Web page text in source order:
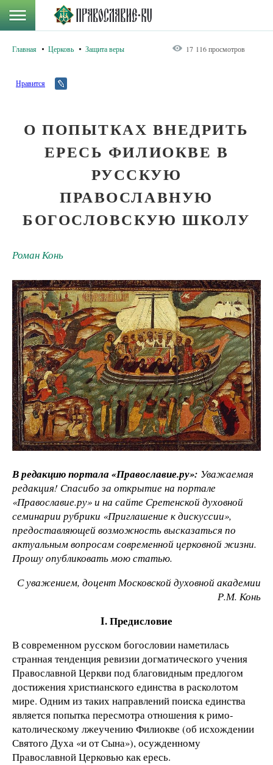
Главная Церковь Защита веры 17 116 просмотров
Нравится
О ПОПЫТКАХ ВНЕДРИТЬ
ЕРЕСЬ ФИЛИОКВЕ В
РУССКУЮ
ПРАВОСЛАВНУЮ
БОГОСЛОВСКУЮ ШКОЛУ
Роман Конь
В редакцию портала «Православие.ру»: Уважаемая
редакция! Спасибо за открытие на портале
«Православие.ру» и на сайте Сретенской духовной
семинарии рубрики «Приглашение к дискуссии»,
предоставляющей возможность высказаться по
актуальным вопросам современной церковной жизни.
Прошу опубликовать мою статью.
С уважением, доцент Московской духовной академии
Р.М. Конь
I. Предисловие
В современном русском богословии наметилась
странная тенденция ревизии догматического учения
Православной Церкви под благовидным предлогом
достижения христианского единства в расколотом
мире. Одним из таких направлений поиска единства
является попытка пересмотра отношения к римо-
католическому лжеучению Филиокве (об исхождении
Святого Духа «и от Сына»), осужденному
Православной Церковью как ересь.